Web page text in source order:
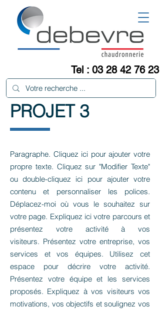
Tel : 03 28 42 76 23
PROJET 3
Paragraphe. Cliquez ici pour ajouter votre
propre texte. Cliquez sur "Modifier Texte"
ou double-cliquez ici pour ajouter votre
contenu et personnaliser les polices.
Déplacez-moi où vous le souhaitez sur
votre page. Expliquez ici votre parcours et
présentez votre activité à vos
visiteurs. Présentez votre entreprise, vos
services et vos équipes. Utilisez cet
espace pour décrire votre activité.
Présentez votre équipe et les services
proposés. Expliquez à vos visiteurs vos
motivations, vos objectifs et soulignez vos